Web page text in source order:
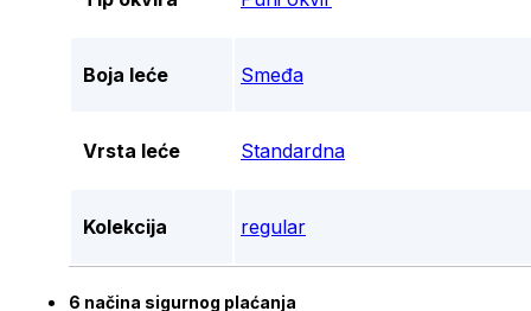
Boja leće Smeđa
Vrsta leće Standardna
Kolekcija regular
6 načina sigurnog plaćanja